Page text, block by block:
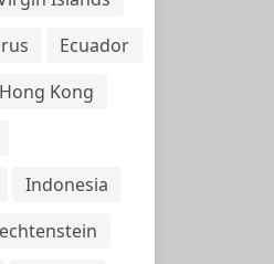
Ecuador
Hong Kong
Indonesia